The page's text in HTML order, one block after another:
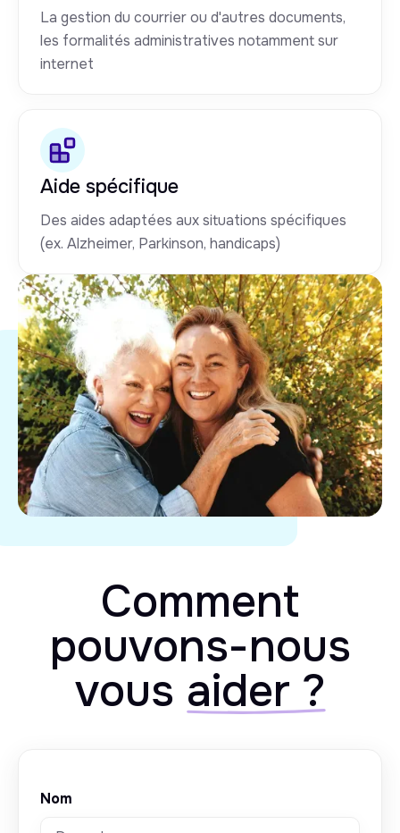
La gestion du courrier ou d'autres documents,
les formalités administratives notamment sur
internet
Aide spécifique
Des aides adaptées aux situations spécifiques
(ex. Alzheimer, Parkinson, handicaps)
Comment
pouvons-nous
vous aider ?
Nom